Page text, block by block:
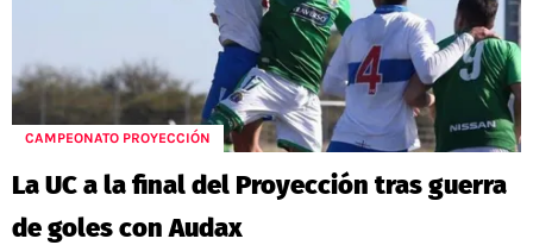
CAMPEONATO PROYECCIÓN
La UC a la final del Proyección tras guerra
de goles con Audax